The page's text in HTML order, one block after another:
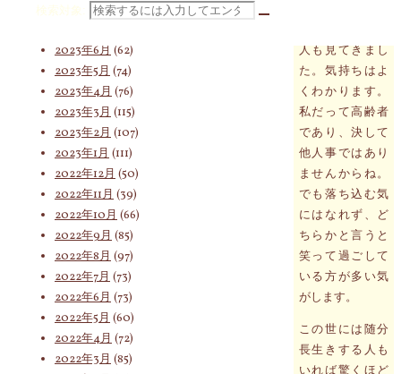
検索対象:
人も見てきまし
た。気持ちはよ
くわかります。
私だって高齢者
であり、決して
他人事ではあり
ませんからね。
でも落ち込む気
にはなれず、ど
ちらかと言うと
笑って過ごして
いる方が多い気
がします。
この世には随分
長生きする人も
いれば驚くほど
2023年8月(91)
2023年6月 (62)
2023年5月 (74)
2023年4月 (76)
2023年3月 (115)
2023年2月 (107)
2023年1月 (111)
2022年12月 (50)
2022年11月 (39)
2022年10月 (66)
2022年9月 (85)
2022年8月 (97)
2022年7月 (73)
2022年6月 (73)
2022年5月 (60)
2022年4月 (72)
2022年3月 (85)